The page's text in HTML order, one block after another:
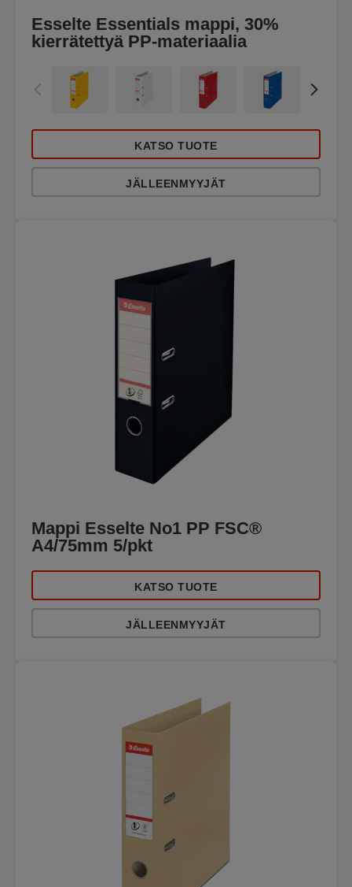
Esselte Essentials mappi, 30%
kierrätettyä PP-materiaalia
KATSO TUOTE
JÄLLEENMYYJÄT
Mappi Esselte No1 PP FSC®
A4/75mm 5/pkt
KATSO TUOTE
JÄLLEENMYYJÄT